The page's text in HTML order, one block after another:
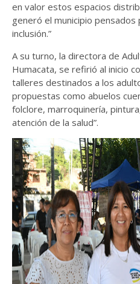
en valor estos espacios
generó el municipio pensados
inclusión.”
A su turno, la directora de
Humacata, se refirió al inicio
talleres destinados a los
propuestas como abuelos
folclore, marroquinería,
atención de la salud”.